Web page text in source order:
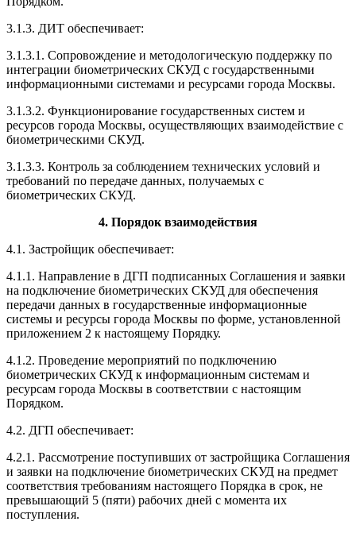
3.1.3. ДИТ обеспечивает:
3.1.3.1. Сопровождение и методологическую поддержку по
интеграции биометрических СКУД с государственными
информационными системами и ресурсами города Москвы.
3.1.3.2. Функционирование государственных систем и
ресурсов города Москвы, осуществляющих взаимодействие с
биометрическими СКУД.
3.1.3.3. Контроль за соблюдением технических условий и
требований по передаче данных, получаемых с
биометрических СКУД.
4. Порядок взаимодействия
4.1. Застройщик обеспечивает:
4.1.1. Направление в ДГП подписанных Соглашения и заявки
на подключение биометрических СКУД для обеспечения
передачи данных в государственные информационные
системы и ресурсы города Москвы по форме, установленной
приложением 2 к настоящему Порядку.
4.1.2. Проведение мероприятий по подключению
биометрических СКУД к информационным системам и
ресурсам города Москвы в соответствии с настоящим
Порядком.
4.2. ДГП обеспечивает:
4.2.1. Рассмотрение поступивших от застройщика Соглашения
и заявки на подключение биометрических СКУД на предмет
соответствия требованиям настоящего Порядка в срок, не
превышающий 5 (пяти) рабочих дней с момента их
поступления.